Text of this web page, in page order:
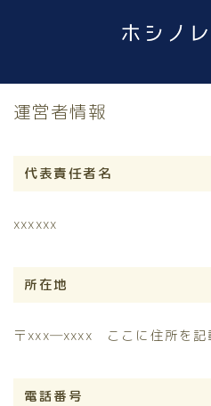
お問い合わせ
プライバシーポリシー
有料記事の決済完了ページ
運営者情報
代表責任者名
xxxxxx
所在地
〒xxx―xxxx ここに住所を記
電話番号